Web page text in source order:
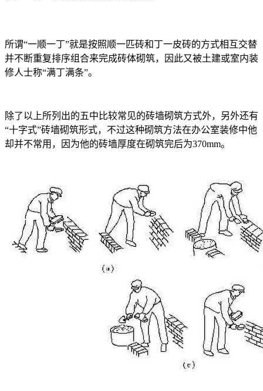
所谓“一顺一丁”就是按照顺一匹砖和丁一皮砖的方式相互交替
并不断重复排序组合来完成砖体砌筑，因此又被土建或室内装
修人士称“满丁满条”。
除了以上所列出的五中比较常见的砖墙砌筑方式外，另外还有
“十字式”砖墙砌筑形式，不过这种砌筑方法在办公室装修中他
却并不常用，因为他的砖墙厚度在砌筑完后为370mm。